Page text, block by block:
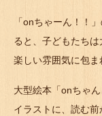
「onちゃーん！！
ると、子どもたちは
楽しい雰囲気に包ま
大型絵本「onちゃ
イラストに、読む